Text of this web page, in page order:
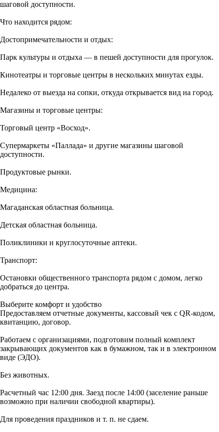
шаговой доступности.
Что находится рядом:
Достопримечательности и отдых:
Парк культуры и отдыха — в пешей доступности для прогулок.
Кинотеатры и торговые центры в нескольких минутах езды.
Недалеко от выезда на сопки, откуда открывается вид на город.
Магазины и торговые центры:
Торговый центр «Восход».
Супермаркеты «Паллада» и другие магазины шаговой
доступности.
Продуктовые рынки.
Медицина:
Магаданская областная больница.
Детская областная больница.
Поликлиники и круглосуточные аптеки.
Транспорт:
Остановки общественного транспорта рядом с домом, легко
добраться до центра.
Выберите комфорт и удобство
Предоставляем отчетные документы, кассовый чек с QR-кодом,
квитанцию, договор.
Работаем с организациями, подготовим полный комплект
закрывающих документов как в бумажном, так и в электронном
виде (ЭДО).
Без животных.
Расчетный час 12:00 дня. Заезд после 14:00 (заселение раньше
возможно при наличии свободной квартиры).
Для проведения праздников и т. п. не сдаем.